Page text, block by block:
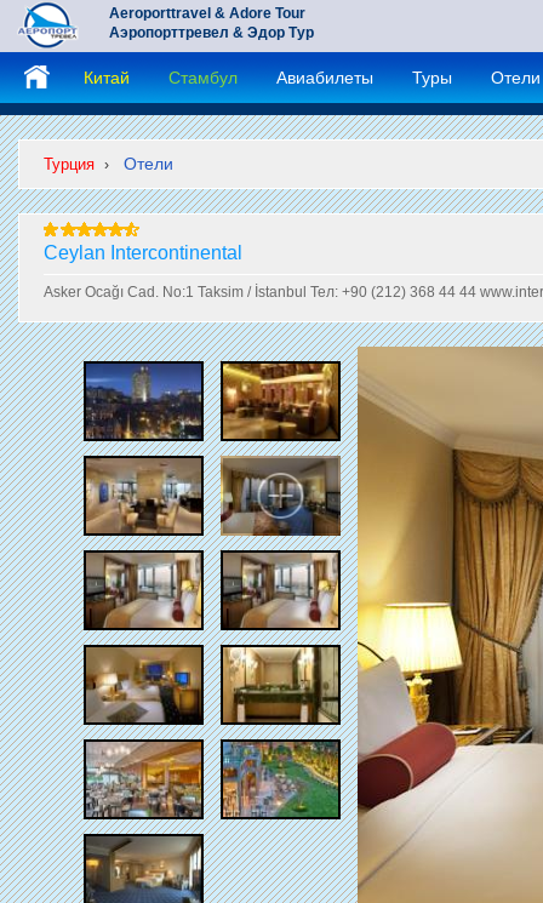
Aeroporttravel & Adore Tour
Аэропорттревел & Эдор Тур
Китай Стамбул Авиабилеты Туры Отели
Турция › Отели
Ceylan Intercontinental
Asker Ocağı Cad. No:1 Taksim / İstanbul Тел: +90 (212) 368 44 44